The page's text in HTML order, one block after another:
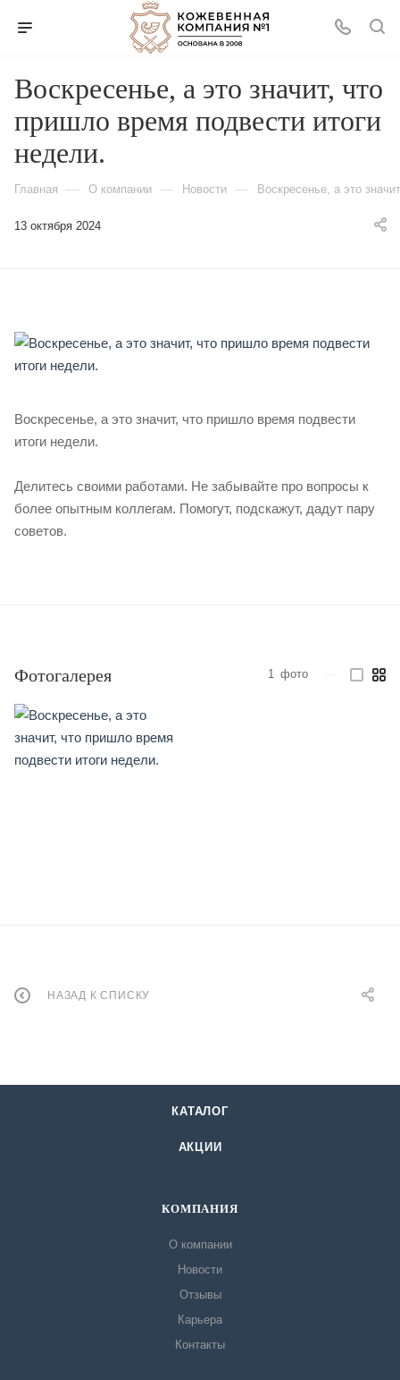
Воскресенье, а это значит, что
пришло время подвести итоги
недели.
Главная — О компании — Новости — Воскресенье, а это
13 октября 2024
Воскресенье, а это значит, что пришло время подвести
итоги недели.
Делитесь своими работами. Не забывайте про вопросы к
более опытным коллегам. Помогут, подскажут, дадут пару
советов.
Фотогалерея 1 фото
НАЗАД К СПИСКУ
КАТАЛОГ
АКЦИИ
КОМПАНИЯ
О компании
Новости
Отзывы
Карьера
Контакты